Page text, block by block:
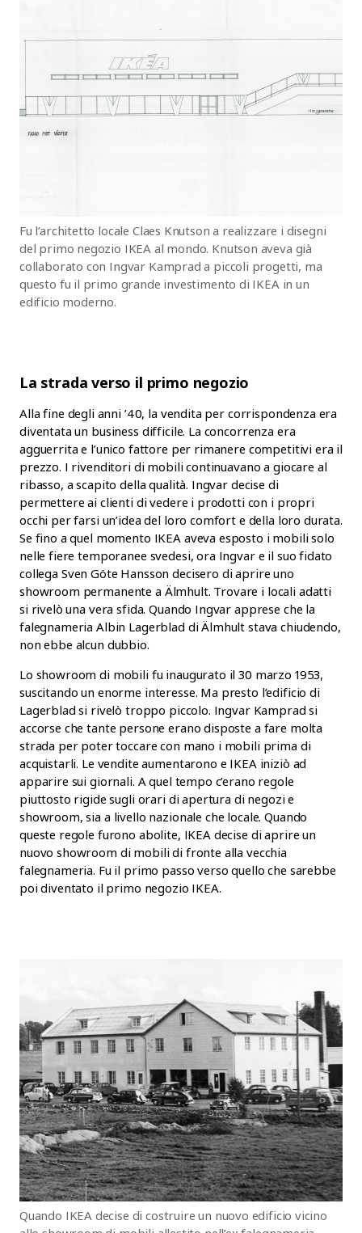
Fu l’architetto locale Claes Knutson a realizzare i disegni
del primo negozio IKEA al mondo. Knutson aveva già
collaborato con Ingvar Kamprad a piccoli progetti, ma
questo fu il primo grande investimento di IKEA in un
edificio moderno.
La strada verso il primo negozio
Alla fine degli anni ’40, la vendita per corrispondenza era
diventata un business difficile. La concorrenza era
agguerrita e l’unico fattore per rimanere competitivi era il
prezzo. I rivenditori di mobili continuavano a giocare al
ribasso, a scapito della qualità. Ingvar decise di
permettere ai clienti di vedere i prodotti con i propri
occhi per farsi un’idea del loro comfort e della loro durata.
Se fino a quel momento IKEA aveva esposto i mobili solo
nelle fiere temporanee svedesi, ora Ingvar e il suo fidato
collega Sven Göte Hansson decisero di aprire uno
showroom permanente a Älmhult. Trovare i locali adatti
si rivelò una vera sfida. Quando Ingvar apprese che la
falegnameria Albin Lagerblad di Älmhult stava chiudendo,
non ebbe alcun dubbio.
Lo showroom di mobili fu inaugurato il 30 marzo 1953,
suscitando un enorme interesse. Ma presto l’edificio di
Lagerblad si rivelò troppo piccolo. Ingvar Kamprad si
accorse che tante persone erano disposte a fare molta
strada per poter toccare con mano i mobili prima di
acquistarli. Le vendite aumentarono e IKEA iniziò ad
apparire sui giornali. A quel tempo c’erano regole
piuttosto rigide sugli orari di apertura di negozi e
showroom, sia a livello nazionale che locale. Quando
queste regole furono abolite, IKEA decise di aprire un
nuovo showroom di mobili di fronte alla vecchia
falegnameria. Fu il primo passo verso quello che sarebbe
poi diventato il primo negozio IKEA.
Quando IKEA decise di costruire un nuovo edificio vicino